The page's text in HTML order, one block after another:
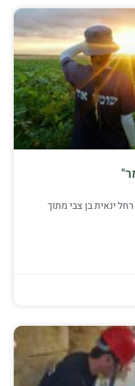
ינאית בן צבי מתוך